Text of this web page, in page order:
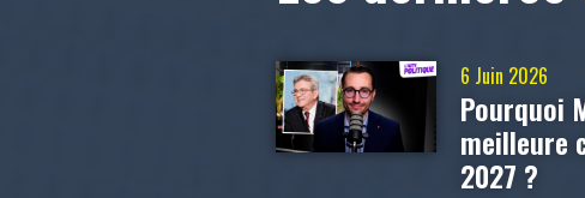
6 Juin 2026
Pourquoi
meilleure
2027 ?